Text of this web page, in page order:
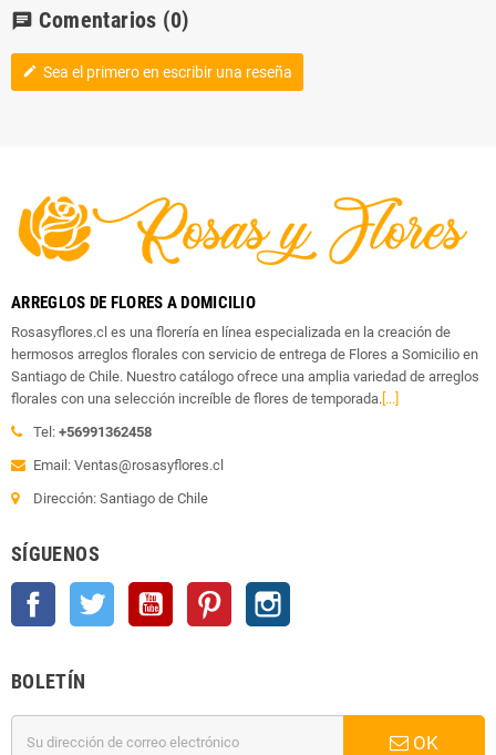
chat Comentarios (0)
edit Sea el primero en escribir una reseña
ARREGLOS DE FLORES A DOMICILIO
Rosasyflores.cl es una florería en línea especializada en la creación de
hermosos arreglos florales con servicio de entrega de Flores a Somicilio en
Santiago de Chile. Nuestro catálogo ofrece una amplia variedad de arreglos
florales con una selección increíble de flores de temporada. [...]
Tel: +56991362458
Email: Ventas@rosasyflores.cl
Dirección: Santiago de Chile
SÍGUENOS
Facebook Twitter YouTube Pinterest
BOLETÍN
OK